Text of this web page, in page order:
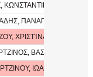
ΚΩΝΣΤΑΝΤΙΝΟΣ
ΠΑΝΑΓΙΩΤΗΣ
ΧΡΙΣΤΊΝΑ
ΒΑΣΙΛΗΣ
ΙΩΑΝΝΑ